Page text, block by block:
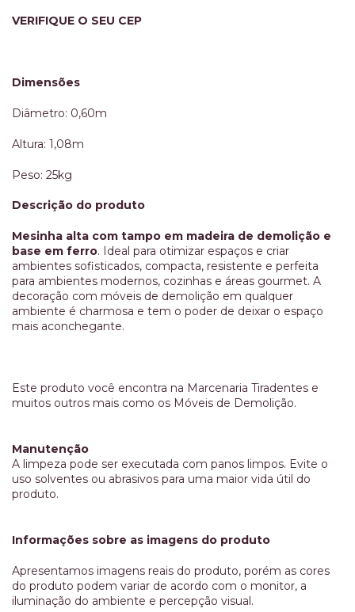
VERIFIQUE O SEU CEP
Dimensões
Diâmetro: 0,60m
Altura: 1,08m
Peso: 25kg
Descrição do produto
Mesinha alta com tampo em madeira de demolição e
base em ferro. Ideal para otimizar espaços e criar
ambientes sofisticados, compacta, resistente e perfeita
para ambientes modernos, cozinhas e áreas gourmet. A
decoração com móveis de demolição em qualquer
ambiente é charmosa e tem o poder de deixar o espaço
mais aconchegante.
Este produto você encontra na Marcenaria Tiradentes e
muitos outros mais como os Móveis de Demolição.
Manutenção
A limpeza pode ser executada com panos limpos. Evite o
uso solventes ou abrasivos para uma maior vida útil do
produto.
Informações sobre as imagens do produto
Apresentamos imagens reais do produto, porém as cores
do produto podem variar de acordo com o monitor, a
iluminação do ambiente e percepção visual.